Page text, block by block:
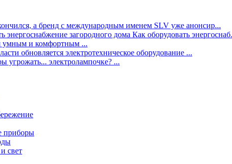
а бренд с международным именем SLV уже анонсир...
энергоснабжение загородного дома Как оборудовать
умным и комфортным ...
обновляется электротехническое оборудование ...
угрожать... электролампочке? ...
приборы
свет